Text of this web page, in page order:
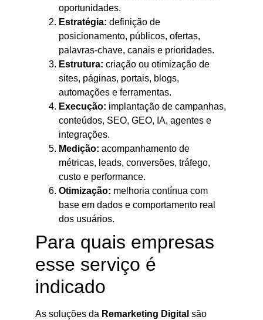
oportunidades.
Estratégia: definição de
posicionamento, públicos, ofertas,
palavras-chave, canais e prioridades.
Estrutura: criação ou otimização de
sites, páginas, portais, blogs,
automações e ferramentas.
Execução: implantação de campanhas,
conteúdos, SEO, GEO, IA, agentes e
integrações.
Medição: acompanhamento de
métricas, leads, conversões, tráfego,
custo e performance.
Otimização: melhoria contínua com
base em dados e comportamento real
dos usuários.
Para quais empresas
esse serviço é
indicado
As soluções da Remarketing Digital são